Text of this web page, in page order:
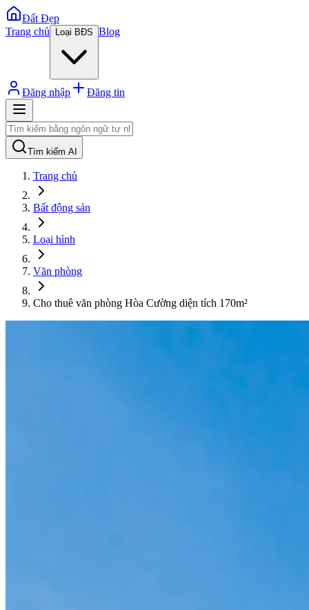
Đất Đẹp
Trang chủ
Loại BĐS Blog
Đăng nhập Đăng tin
Tìm kiếm AI
Trang chủ
Bất động sản
Loại hình
Văn phòng
Cho thuê văn phòng Hòa Cường diện tích 170m²